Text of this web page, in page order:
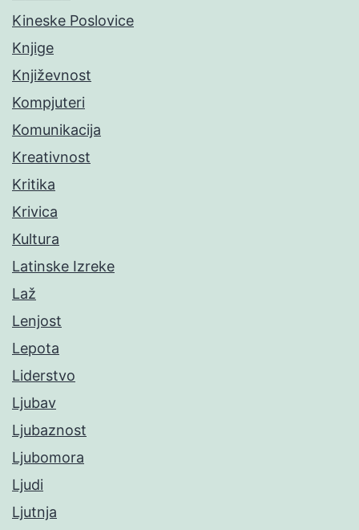
Kineske Poslovice
Knjige
Književnost
Kompjuteri
Komunikacija
Kreativnost
Kritika
Krivica
Kultura
Latinske Izreke
Laž
Lenjost
Lepota
Liderstvo
Ljubav
Ljubaznost
Ljubomora
Ljudi
Ljutnja